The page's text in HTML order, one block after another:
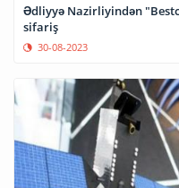
Ədliyyə Nazirliyindən
sifariş
30-08-2023